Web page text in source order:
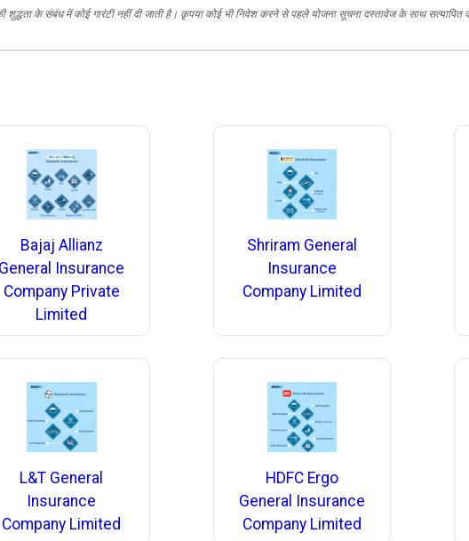
शुद्धता के संबंध में कोई गारंटी नहीं दी जाती है। कृपया कोई भी निवेश करने से पहले योजना सूचना दस्तावेज के साथ सत्यापित
Bajaj Allianz
General Insurance
Company Private
Limited
Shriram General
Insurance
Company Limited
L&T General
Insurance
Company Limited
HDFC Ergo
General Insurance
Company Limited